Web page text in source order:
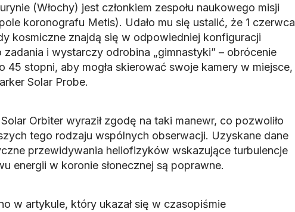
(Włochy) jest członkiem zespołu naukowego misji
koronografu Metis). Udało mu się ustalić, że 1 czerwca
kosmiczne znajdą się w odpowiedniej konfiguracji
i wystarczy odrobina „gimnastyki” – obrócenie
45 stopni, aby mogła skierować swoje kamery w miejsce,
Solar Probe.
Orbiter wyraził zgodę na taki manewr, co pozwoliło
tego rodzaju wspólnych obserwacji. Uzyskane dane
przewidywania heliofizyków wskazujące turbulencje
energii w koronie słonecznej są poprawne.
w artykule, który ukazał się w czasopiśmie